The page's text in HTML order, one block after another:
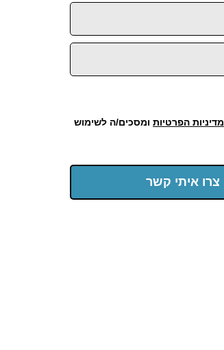
מדיניות הפרטיות ומסכים/ה לשימוש
צרו איתי קשר